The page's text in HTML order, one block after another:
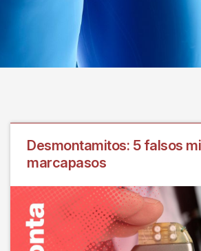
Desmontamitos: 5 falsos
marcapasos